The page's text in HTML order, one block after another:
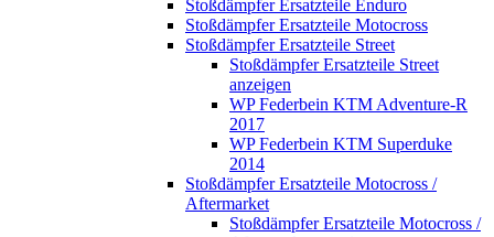
Stoßdämpfer Ersatzteile Enduro
Stoßdämpfer Ersatzteile Motocross
Stoßdämpfer Ersatzteile Street
Stoßdämpfer Ersatzteile Street
anzeigen
WP Federbein KTM Adventure-R
2017
WP Federbein KTM Superduke
2014
Stoßdämpfer Ersatzteile Motocross /
Aftermarket
Stoßdämpfer Ersatzteile Motocross /